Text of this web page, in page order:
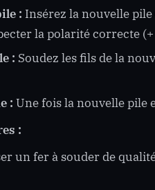
: Insérez la nouvelle
la polarité correcte
: Soudez les fils de la
: Une fois la nouvelle pile
:
un fer à souder de